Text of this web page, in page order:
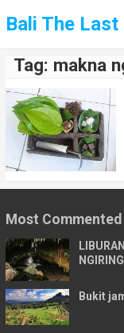
Bali The
Tag: makna
Most Commented
Bukit